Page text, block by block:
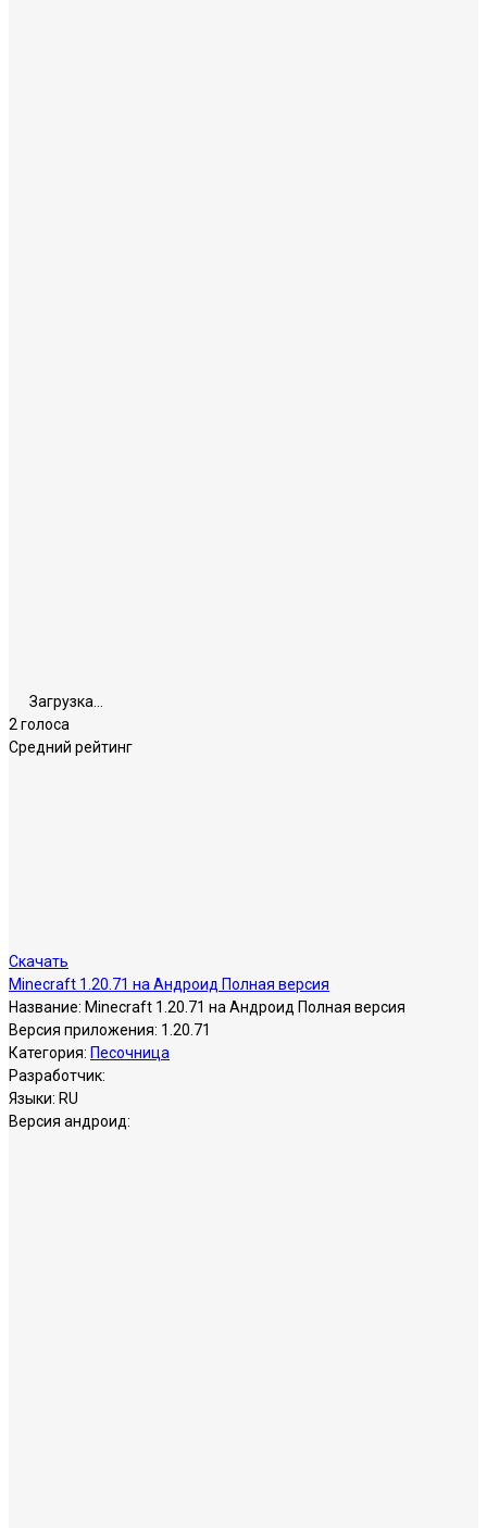
Загрузка...
2 голоса
Средний рейтинг
Скачать
Minecraft 1.20.71 на Андроид Полная версия
Название: Minecraft 1.20.71 на Андроид Полная версия
Версия приложения: 1.20.71
Категория: Песочница
Разработчик:
Языки: RU
Версия андроид: